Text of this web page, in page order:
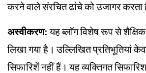
करने वाले संरचित ढांचे को उजागर करता
अस्वीकरण: यह ब्लॉग विशेष रूप से शैक्षिक
लिखा गया है। उल्लिखित प्रतिभूतियां
सिफारिशें नहीं हैं। यह व्यक्तिगत